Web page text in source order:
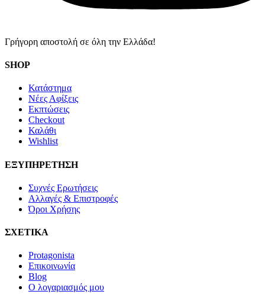
Γρήγορη αποστολή σε όλη την Ελλάδα!
SHOP
Κατάστημα
Νέες Αφίξεις
Εκπτώσεις
Checkout
Καλάθι
Wishlist
ΕΞΥΠΗΡΕΤΗΣΗ
Συχνές Ερωτήσεις
Αλλαγές & Επιστροφές
Όροι Χρήσης
ΣΧΕΤΙΚΑ
Protagonista
Επικοινωνία
Blog
Ο λογαριασμός μου